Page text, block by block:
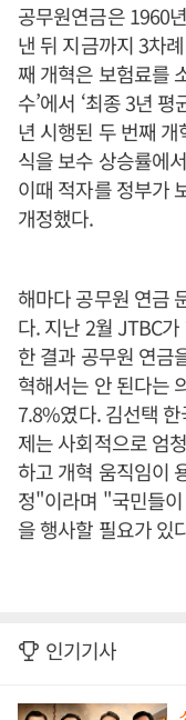
공무원연금은 1960
낸 뒤 지금까지 3차
째 개혁은 보험료를
수’에서 ‘최종 3년
년 시행된 두 번째
식을 보수 상승률에
이때 적자를 정부가
개정했다.
해마다 공무원 연금
다. 지난 2월 JTBC
한 결과 공무원 연금
혁해서는 안 된다는
7.8%였다. 김선택
제는 사회적으로 엄
하고 개혁 움직임이
정"이라며 "국민들
을 행사할 필요가 있
인기기사